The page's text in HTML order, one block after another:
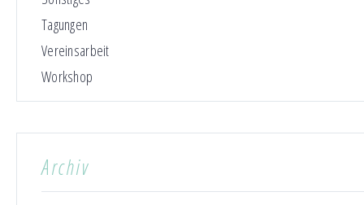
Tagungen
Vereinsarbeit
Workshop
Archiv